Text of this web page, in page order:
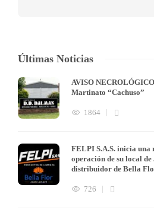
Últimas Noticias
AVISO
Martinato “Cachuso”
1864
FELPI S.A.S. inicia una
operación de su local
distribuidor de Bella
726